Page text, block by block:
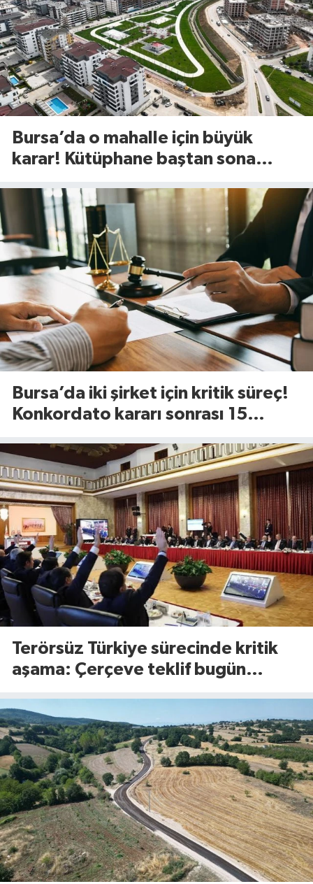
Bursa’da o mahalle için büyük
karar! Kütüphane baştan sona
Bursa’da iki şirket için kritik süreç!
Konkordato kararı sonrası 15
Terörsüz Türkiye sürecinde kritik
aşama: Çerçeve teklif bugün